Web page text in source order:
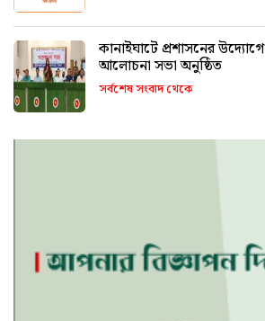
কানাইঘাটে প্রশাসনের
আলোচনা সভা অনুষ্ঠিত
সর্বশেষ সংবাদ থেকে